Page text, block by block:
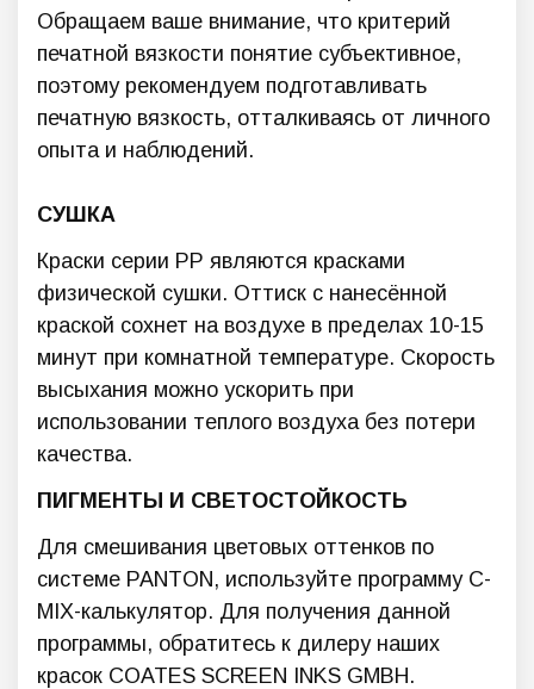
Обращаем ваше внимание, что критерий
печатной вязкости понятие субъективное,
поэтому рекомендуем подготавливать
печатную вязкость, отталкиваясь от личного
опыта и наблюдений.
СУШКА
Краски серии РР являются красками
физической сушки. Оттиск с нанесённой
краской сохнет на воздухе в пределах 10-15
минут при комнатной температуре. Скорость
высыхания можно ускорить при
использовании теплого воздуха без потери
качества.
ПИГМЕНТЫ И СВЕТОСТОЙКОСТЬ
Для смешивания цветовых оттенков по
системе PANTON, используйте программу C-
MIX-калькулятор. Для получения данной
программы, обратитесь к дилеру наших
красок COATES SCREEN INKS GMBH.